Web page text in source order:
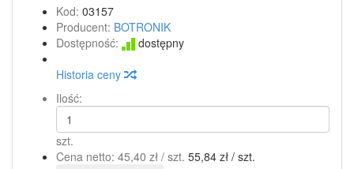
Kod: 03157
Producent: BOTRONIK
Dostępność:
dostępny
Historia ceny
Ilość:
szt.
Cena netto: 45,40 zł / szt. 55,84 zł / szt.